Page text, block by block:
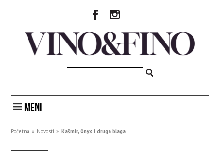
MENI
Početna » Novosti » Kašmir, Onyx i druga blaga